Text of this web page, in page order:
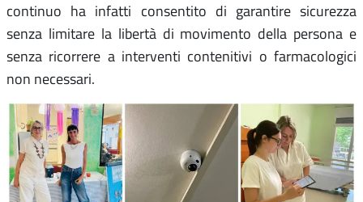
continuo ha infatti consentito di garantire sicurezza
senza limitare la libertà di movimento della persona e
senza ricorrere a interventi contenitivi o farmacologici
non necessari.